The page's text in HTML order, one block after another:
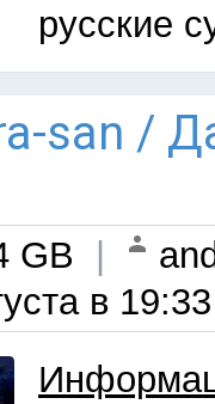
русские
san /
GB
в 19:33